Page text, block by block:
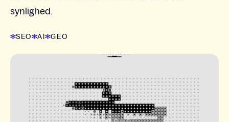
synlighed.
SEO AI GEO